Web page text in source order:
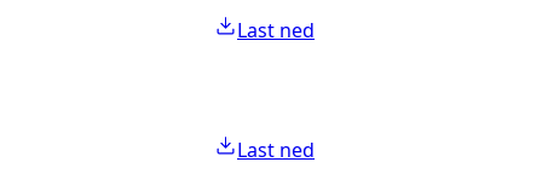
Last ned
Last ned